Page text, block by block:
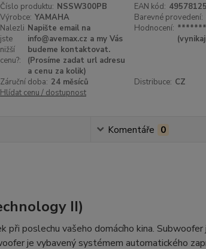
Číslo produktu: NSSW300PB EAN kód:
Výrobce: YAMAHA Barevné provedení:
Nalezli
jste
nižší
cenu?:
Napište email na
info@avemax.cz a my Vás
budeme kontaktovat.
(Prosíme zadat url adresu
a cenu za kolik)
Hodnocení:
Záruční doba: 24 měsíců Distribuce: CZ
Hlídat cenu / dostupnost
Komentáře 0
II)
poslechu vašeho domácího kina. Subwoofer
je vybavený systémem automatického